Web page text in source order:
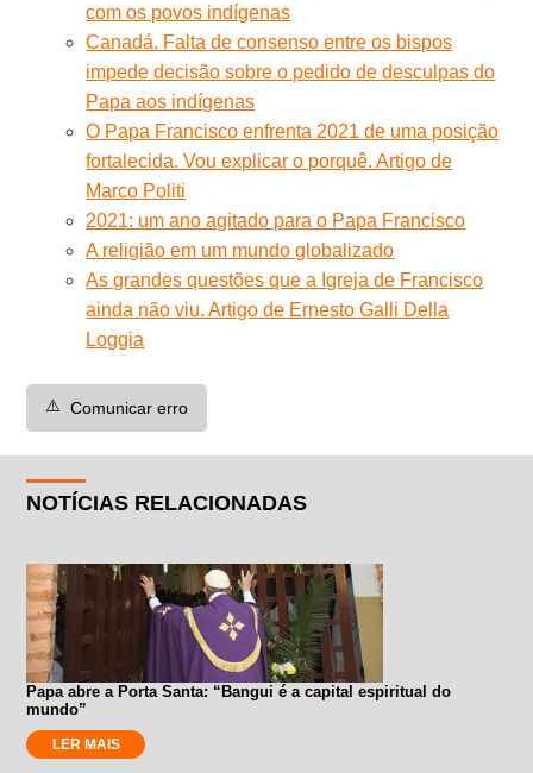
com os povos indígenas
Canadá. Falta de consenso entre os bispos
impede decisão sobre o pedido de desculpas do
Papa aos indígenas
O Papa Francisco enfrenta 2021 de uma posição
fortalecida. Vou explicar o porquê. Artigo de
Marco Politi
2021: um ano agitado para o Papa Francisco
A religião em um mundo globalizado
As grandes questões que a Igreja de Francisco
ainda não viu. Artigo de Ernesto Galli Della
Loggia
⚠️ Comunicar erro
NOTÍCIAS RELACIONADAS
Papa abre a Porta Santa: “Bangui é a capital espiritual do
mundo”
LER MAIS